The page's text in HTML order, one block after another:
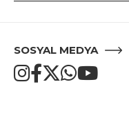
SOSYAL MEDYA